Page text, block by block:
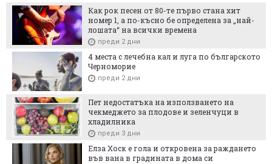
Как рок песен от 80-те първо стана хит
номер 1, а по-късно бе определена за „най-
лошата“ на всички времена
преди 2 дни
4 места с лечебна кал и луга по българското
Черноморие
преди 2 дни
Пет недостатъка на използването на
чекмеджето за плодове и зеленчуци в
хладилника
преди 3 дни
Елза Хоск е гола и откровена за раждането
във вана в градината в дома си